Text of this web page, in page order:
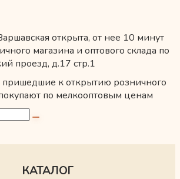
открыта, от нее 10 минут
магазина и оптового склада по
проезд, д.17 стр.1
пришедшие к открытию розничного
по мелкооптовым ценам
КАТАЛОГ